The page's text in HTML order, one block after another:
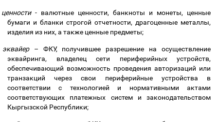
ценности- валютные ценности, банкноты и монеты, ценные
бумаги и бланки строгой отчетности, драгоценные металлы,
изделия из них, а также ценные предметы;
эквайер – ФКУ, получившее разрешение на осуществление
эквайринга, владелец сети периферийных устройств,
обеспечивающий возможность проведения авторизаций или
транзакций через свои периферийные устройства в
соответствии с технологией и нормативными актами
соответствующих платежных систем и законодательством
Кыргызской Республики;